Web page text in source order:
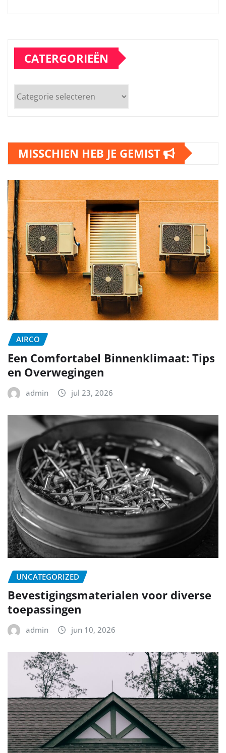
CATERGORIEËN
Catergorieën
MISSCHIEN HEB JE GEMIST
AIRCO
Een Comfortabel Binnenklimaat: Tips
en Overwegingen
admin jul 23, 2026
UNCATEGORIZED
Bevestigingsmaterialen voor diverse
toepassingen
admin jun 10, 2026